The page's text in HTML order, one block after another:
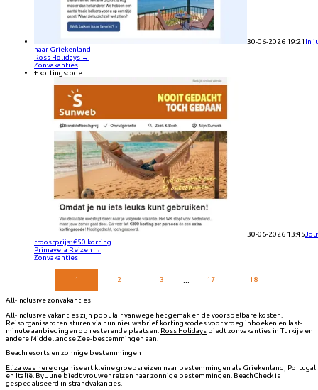
30-06-2026 19:21 In
naar Griekenland
Ross Holidays →
Zonvakanties
+ kortingscode
30-06-2026 13:45
troostprijs: €50 korting
Primavera Reizen →
Zonvakanties
1 2 3 ... 17 18
All-inclusive zonvakanties
All-inclusive vakanties zijn populair vanwege het gemak en de voorspelbare kosten.
Reisorganisatoren sturen via hun nieuwsbrief kortingscodes voor vroeg inboeken en last-
minute aanbiedingen op resterende plaatsen. Ross Holidays biedt zonvakanties in Turkije en
andere Middellandse Zee-bestemmingen aan.
Beachresorts en zonnige bestemmingen
Eliza was hereorganiseert kleine groepsreizen naar bestemmingen als Griekenland, Portugal
en Italië. By June biedt vrouwenreizen naar zonnige bestemmingen. BeachCheckis
gespecialiseerd in strandvakanties.